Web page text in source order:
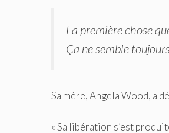
La première chose
Ça ne semble
Sa mère, Angela Wood, a
« Sa libération s’est